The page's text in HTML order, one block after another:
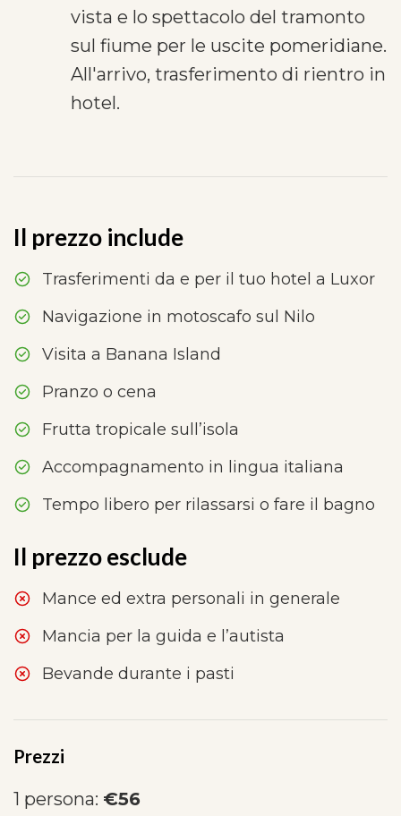
vista e lo spettacolo del tramonto
sul fiume per le uscite pomeridiane.
All'arrivo, trasferimento di rientro in
hotel.
Il prezzo include
Trasferimenti da e per il tuo hotel a Luxor
Navigazione in motoscafo sul Nilo
Visita a Banana Island
Pranzo o cena
Frutta tropicale sull’isola
Accompagnamento in lingua italiana
Tempo libero per rilassarsi o fare il bagno
Il prezzo esclude
Mance ed extra personali in generale
Mancia per la guida e l’autista
Bevande durante i pasti
Prezzi
1 persona: €56